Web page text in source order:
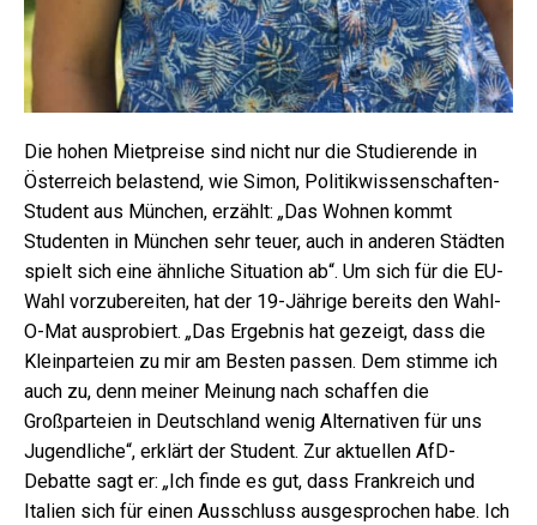
Die hohen Mietpreise sind nicht nur die Studierende in
Österreich belastend, wie Simon, Politikwissenschaften-
Student aus München, erzählt: „ Das Wohnen kommt
Studenten in München sehr teuer, auch in anderen Städten
spielt sich eine ähnliche Situation ab“. Um sich für die EU-
Wahl vorzubereiten, hat der 19-Jährige bereits den Wahl-
O-Mat ausprobiert. „ Das Ergebnis hat gezeigt, dass die
Kleinparteien zu mir am Besten passen. Dem stimme ich
auch zu, denn meiner Meinung nach schaffen die
Großparteien in Deutschland wenig Alternativen für uns
Jugendliche“, erklärt der Student. Zur aktuellen AfD-
Debatte sagt er: „ Ich finde es gut, dass Frankreich und
Italien sich für einen Ausschluss ausgesprochen habe. Ich